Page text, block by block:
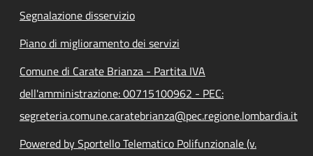
Segnalazione disservizio
Piano di miglioramento dei servizi
Comune di Carate Brianza - Partita IVA
dell'amministrazione: 00715100962 - PEC:
segreteria.comune.caratebrianza@pec.regione.lombardia.it
Powered by Sportello Telematico Polifunzionale (v.